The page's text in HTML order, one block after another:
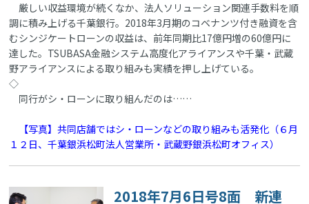
厳しい収益環境が続くなか、法人ソリューション関連手数料を順
調に積み上げる千葉銀行。2018年3月期のコベナンツ付き融資を含
むシンジケートローンの収益は、前年同期比17億円増の60億円に
達した。TSUBASA金融システム高度化アライアンスや千葉・武蔵
野アライアンスによる取り組みも実績を押し上げている。
◇
同行がシ・ローンに取り組んだのは……
【写真】共同店舗ではシ・ローンなどの取り組みも活発化（６月
１２日、千葉銀浜松町法人営業所・武蔵野銀浜松町オフィス）
2018年7月6日号8面 新連